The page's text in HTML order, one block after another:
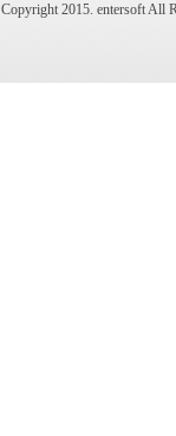
Copyright 2015. entersoftAll